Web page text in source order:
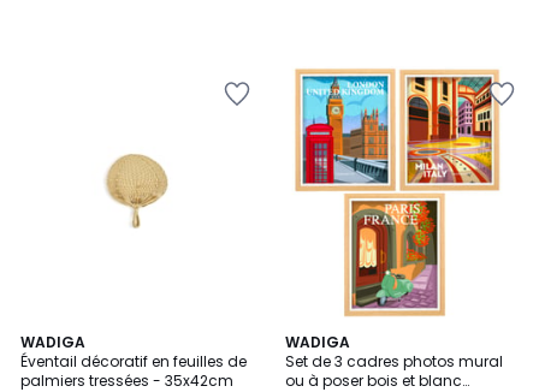
WADIGA
Éventail décoratif en feuilles de
palmiers tressées - 35x42cm
WADIGA
Set de 3 cadres photos mural
ou à poser bois et blanc